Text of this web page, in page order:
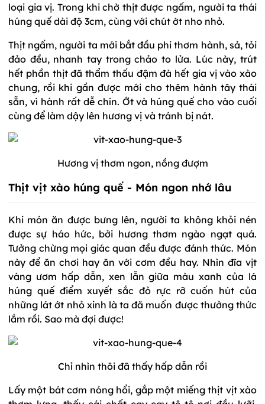
loại gia vị. Trong khi chờ thịt được ngấm, người ta thái
húng quế dài độ 3cm, cùng với chút ớt nho nhỏ.
Thịt ngấm, người ta mới bắt đầu phi thơm hành, sả, tỏi
đảo đều, nhanh tay trong chảo to lửa. Lúc này, trút
hết phần thịt đã thẩm thấu đậm đà hết gia vị vào xào
chung, rồi khi gần được mới cho thêm hành tây thái
sẵn, vì hành rất dễ chín. Ớt và húng quế cho vào cuối
cùng để làm dậy lên hương vị và tránh bị nát.
Hương vị thơm ngon, nồng đượm
Thịt vịt xào húng quế - Món ngon nhớ lâu
Khi món ăn được bưng lên, người ta không khỏi nén
được sự háo hức, bởi hương thơm ngào ngạt quá.
Tưởng chừng mọi giác quan đều được đánh thức. Món
này để ăn chơi hay ăn với cơm đều hay. Nhìn đĩa vịt
vàng ươm hấp dẫn, xen lẫn giữa màu xanh của lá
húng quế điểm xuyết sắc đỏ rực rỡ cuốn hút của
những lát ớt nhỏ xinh là ta đã muốn được thưởng thức
lắm rồi. Sao mà đợi được!
Chỉ nhìn thôi đã thấy hấp dẫn rồi
Lấy một bát cơm nóng hổi, gắp một miếng thịt vịt xào